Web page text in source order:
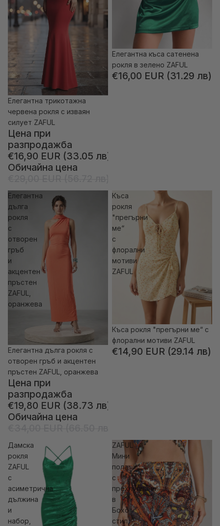
-41% отстъпка
Елегантна трикотажна
червена рокля с изваян
силует ZAFUL
Цена при
разпродажба
€16,90 EUR (33.05 лв)
Обичайна цена
Елегантна къса сатенена
рокля в зелено ZAFUL
€16,00 EUR (31.29 лв)
Елегантна
дълга
рокля
с
отворен
гръб
и
акцентен
пръстен
ZAFUL,
оранжева
-41% отстъпка
Елегантна дълга рокля с
отворен гръб и акцентен
пръстен ZAFUL, оранжева
Цена при
разпродажба
€19,80 EUR (38.73 лв)
Обичайна цена
Къса
рокля
"прегърни
ме“
с
флорални
мотиви
ZAFUL
Къса рокля "прегърни ме“ с
флорални мотиви ZAFUL
€14,90 EUR (29.14 лв)
Дамска
рокля
ZAFUL
с
асиметрична
дължина
и
набор,
ZAFUL
Мини
пола
с
прехлупване
в
Бохо
стил,